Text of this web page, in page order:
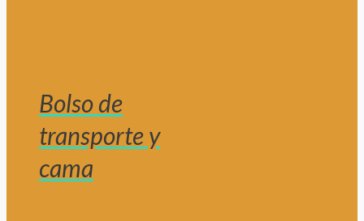
Bolso de
transporte y
cama